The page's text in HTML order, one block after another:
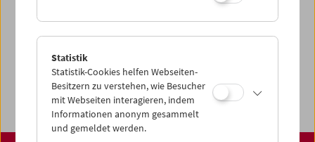
Regelmäßige Programme
Programmarchiv
Ticketinformationen
Statistik
Statistik-Cookies helfen Webseiten-
Besitzern zu verstehen, wie Besucher
mit Webseiten interagieren, indem
Informationen anonym gesammelt
und gemeldet werden.